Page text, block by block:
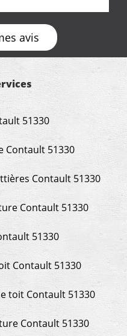
confiance assurée.
avis
51330
Contault 51330
Contault 51330
Contault 51330
51330
Contault 51330
toit Contault 51330
Contault 51330